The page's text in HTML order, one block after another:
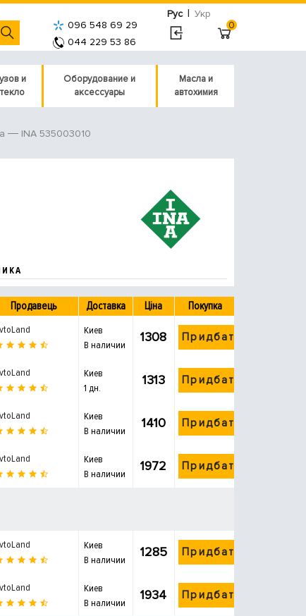
Рус | Укр
096 548 69 29
044 229 53 86
0
и
Оборудование и
аксессуары
Масла и
автохимия
INA 535003010
Продавець Доставка Ціна Покупка
Киев
В наличии
1308 Придбати
Киев
1 дн.
1313 Придбати
Киев
В наличии
1410 Придбати
Киев
В наличии
1972 Придбати
Киев
В наличии
1285 Придбати
Киев
В наличии
1934 Придбати